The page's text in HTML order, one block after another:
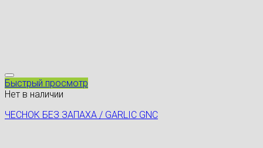
Быстрый просмотр
Нет в наличии
ЧЕСНОК БЕЗ ЗАПАХА / GARLIC GNC